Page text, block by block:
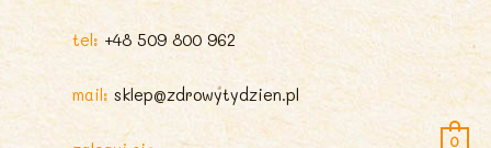
tel: +48 509 800 962
mail: sklep@zdrowytydzien.pl
0